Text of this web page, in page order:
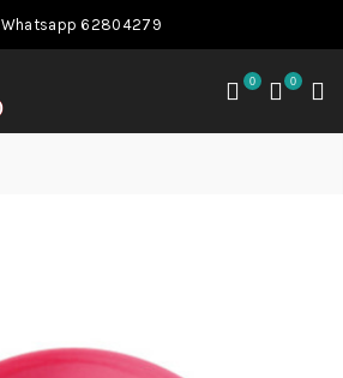
Whatsapp 62804279
0 0